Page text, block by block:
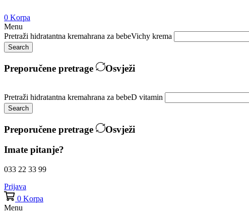
0 Korpa
Menu
Pretraži hidratantna kremahrana za bebeVichy krema
Search
Preporučene pretrage Osvježi
Pretraži hidratantna kremahrana za bebeD vitamin
Search
Preporučene pretrage
Osvježi
Imate pitanje?
033 22 33 99
Prijava
0 Korpa
Menu